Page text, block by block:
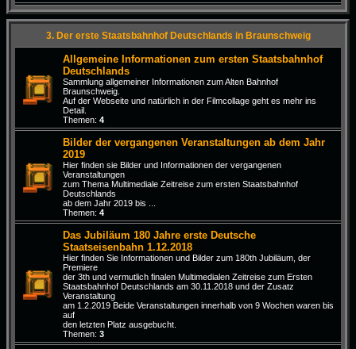
3. Der erste Staatsbahnhof Deutschlands in Braunschweig
Allgemeine Informationen zum ersten Staatsbahnhof
Deutschlands
Sammlung allgemeiner Informationen zum Alten Bahnhof
Braunschweig.
Auf der Webseite und natürlich in der Filmcollage geht es mehr ins
Detail.
Themen: 4
Bilder der vergangenen Veranstaltungen ab dem Jahr
2019
Hier finden sie Bilder und Informationen der vergangenen
Veranstaltungen
zum Thema Multimediale Zeitreise zum ersten Staatsbahnhof
Deutschlands
ab dem Jahr 2019 bis ...
Themen: 4
Das Jubiläum 180 Jahre erste Deutsche
Staatseisenbahn 1.12.2018
Hier finden Sie Informationen und Bilder zum 180th Jubiläum, der
Premiere
der 3th und vermutlich finalen Multimedialen Zeitreise zum Ersten
Staatsbahnhof Deutschlands am 30.11.2018 und der Zusatz
Veranstaltung
am 1.2.2019 Beide Veranstaltungen innerhalb von 9 Wochen waren bis
auf
den letzten Platz ausgebucht.
Themen: 3